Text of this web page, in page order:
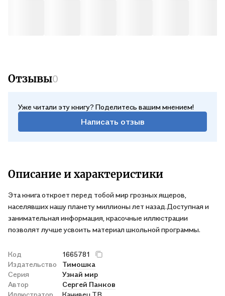
Отзывы0
Уже читали эту книгу? Поделитесь вашим мнением!
Написать отзыв
Описание и характеристики
Эта книга откроет перед тобой мир грозных ящеров,
населявших нашу планету миллионы лет назад.Доступная и
занимательная информация, красочные иллюстрации
позволят лучше усвоить материал школьной программы.
Код
1665781
Издательство
Тимошка
Серия
Узнай мир
Автор
Сергей Панков
Иллюстратор
Канивец Т.В.